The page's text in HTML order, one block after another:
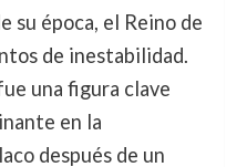
su época, el Reino de
de inestabilidad.
una figura clave
en la
después de un